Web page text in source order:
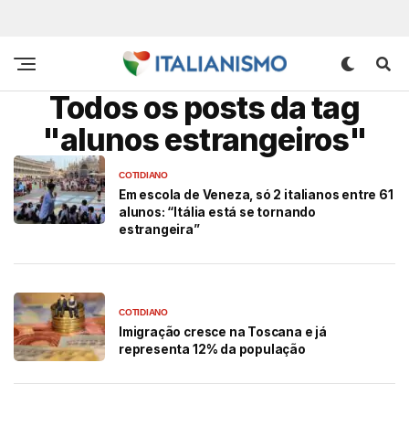
Todos os posts da tag
"alunos estrangeiros"
COTIDIANO
Em escola de Veneza, só 2 italianos entre 61
alunos: “Itália está se tornando
estrangeira”
COTIDIANO
Imigração cresce na Toscana e já
representa 12% da população